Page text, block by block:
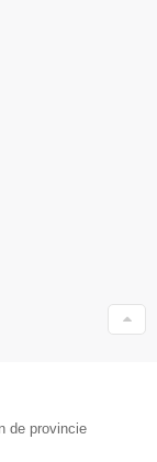
de provincie